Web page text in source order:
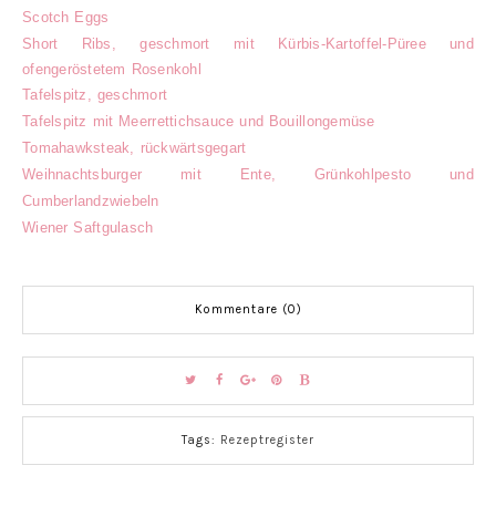
Scotch Eggs
Short Ribs, geschmort mit Kürbis-Kartoffel-Püree und
ofengeröstetem Rosenkohl
Tafelspitz, geschmort
Tafelspitz mit Meerrettichsauce und Bouillongemüse
Tomahawksteak, rückwärtsgegart
Weihnachtsburger mit Ente, Grünkohlpesto und
Cumberlandzwiebeln
Wiener Saftgulasch
Kommentare (0)
Tags: Rezeptregister